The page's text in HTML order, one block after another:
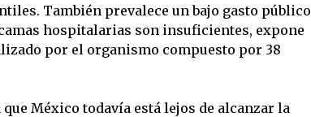
También prevalece un bajo gasto público
hospitalarias son insuficientes, expone
por el organismo compuesto por 38
México todavía está lejos de alcanzar la